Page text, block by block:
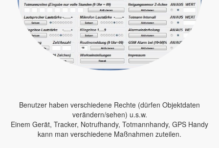
Benutzer haben verschiedene Rechte (dürfen Objektdaten
verändern/sehen) u.s.w.
Einem Gerät, Tracker, Notrufhandy, Totmannhandy, GPS Handy
kann man verschiedene Maßnahmen zuteilen.